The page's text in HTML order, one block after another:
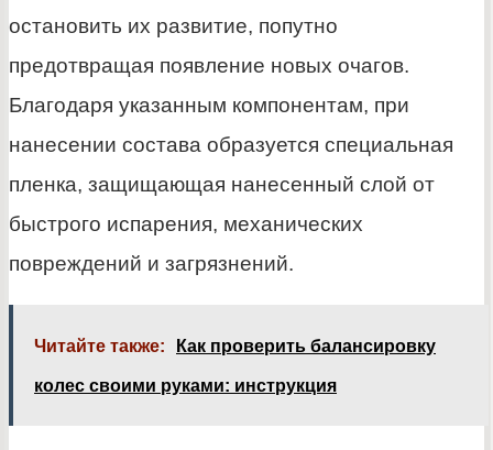
остановить их развитие, попутно
предотвращая появление новых очагов.
Благодаря указанным компонентам, при
нанесении состава образуется специальная
пленка, защищающая нанесенный слой от
быстрого испарения, механических
повреждений и загрязнений.
Читайте также: Как проверить балансировку
колес своими руками: инструкция